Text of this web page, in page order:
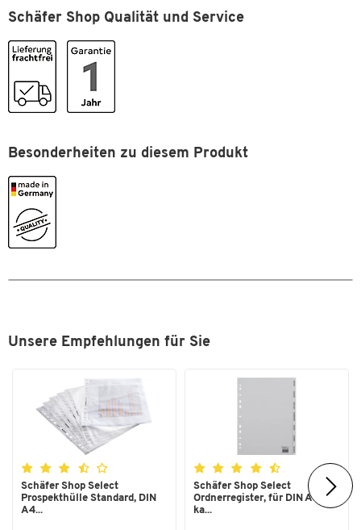
Verschlussart ohne Verschluss
Maße
Format (DIN)
Schäfer Shop Qualität und Service
Besonderheiten zu diesem Produkt
Unsere Empfehlungen für Sie
Schäfer Shop Select
Prospekthülle Standard, DIN
A4...
Schäfer Shop Select
Ordnerregister, für DIN A4,
ka...
Zum Zoomen doppeltippen